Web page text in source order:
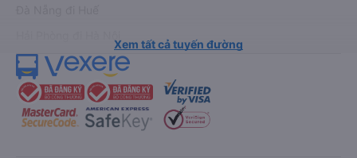
Xem tất cả tuyến đường